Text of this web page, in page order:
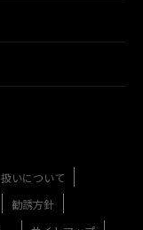
いについて
勧誘方針